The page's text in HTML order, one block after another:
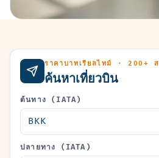
ราคาบาทเรียลไทม์ · 200+
ค้นหาเที่ยวบิน
ต้นทาง (IATA)
ปลายทาง (IATA)